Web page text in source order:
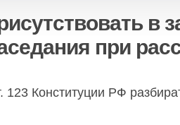
в
при
123 Конституции РФ